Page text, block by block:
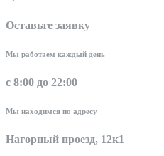
Оставьте заявку
Мы работаем каждый день
с 8:00 до 22:00
Мы находимся по адресу
Нагорный проезд, 12к1